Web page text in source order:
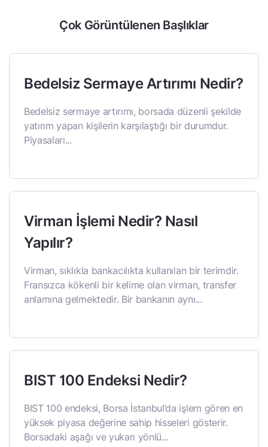
Çok Görüntülenen Başlıklar
Bedelsiz Sermaye Artırımı Nedir?
Bedelsiz sermaye artırımı, borsada düzenli şekilde
yatırım yapan kişilerin karşılaştığı bir durumdur.
Piyasaları...
Virman İşlemi Nedir? Nasıl
Yapılır?
Virman, sıklıkla bankacılıkta kullanılan bir terimdir.
Fransızca kökenli bir kelime olan virman, transfer
anlamına gelmektedir. Bir bankanın aynı...
BIST 100 Endeksi Nedir?
BIST 100 endeksi, Borsa İstanbul’da işlem gören en
yüksek piyasa değerine sahip hisseleri gösterir.
Borsadaki aşağı ve yukarı yönlü...